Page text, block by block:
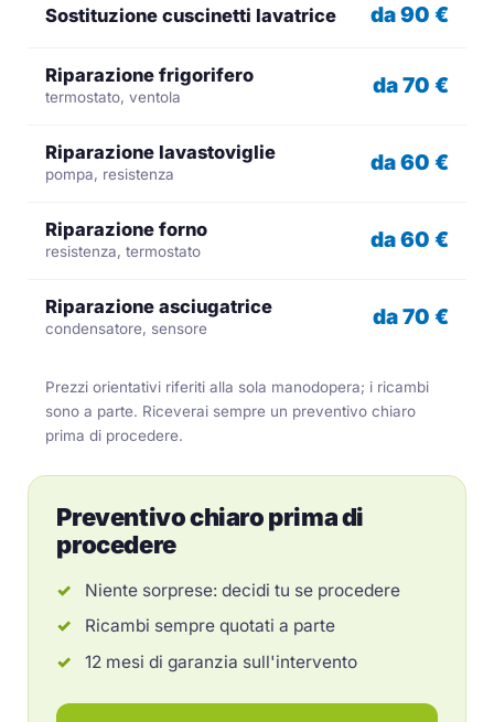
Sostituzione cuscinetti lavatrice da 90 €
Riparazione frigorifero
termostato, ventola da 70 €
Riparazione lavastoviglie
pompa, resistenza da 60 €
Riparazione forno
resistenza, termostato da 60 €
Riparazione asciugatrice
condensatore, sensore da 70 €
Prezzi orientativi riferiti alla sola manodopera; i ricambi
sono a parte. Riceverai sempre un preventivo chiaro
prima di procedere.
Preventivo chiaro prima di
procedere
Niente sorprese: decidi tu se procedere
Ricambi sempre quotati a parte
12 mesi di garanzia sull'intervento